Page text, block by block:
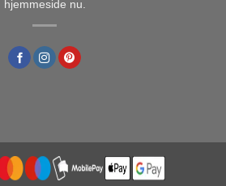
hjemmeside nu.